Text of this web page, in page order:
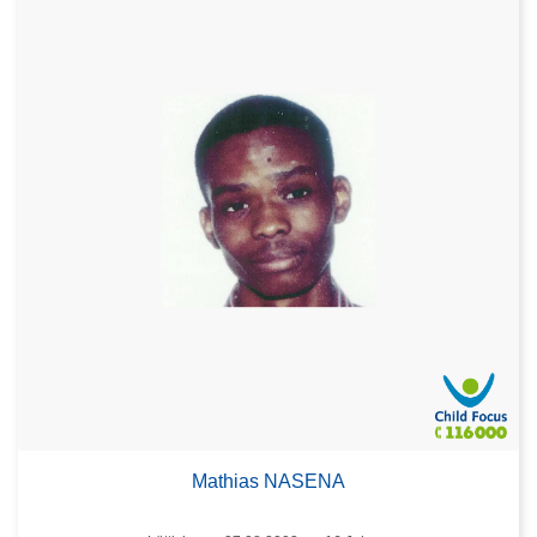
Mathias NASENA